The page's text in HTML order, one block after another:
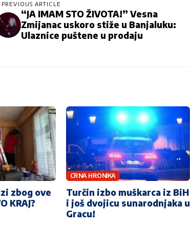
PREVIOUS ARTICLE
“JA IMAM STO ŽIVOTA!” Vesna
Zmijanac uskoro stiže u Banjaluku:
Ulaznice puštene u prodaju
zbog ove
KRAJ?
CRNA HRONIKA
Turčin izbo muškarca iz BiH
i još dvojicu sunarodnjaka u
Gracu!